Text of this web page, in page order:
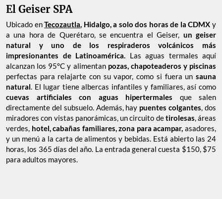
El Geiser SPA
Ubicado enTecozautla, Hidalgo, a solo dos horas de la CDMX y
a una hora de Querétaro, se encuentra el Geiser, un geiser
natural y uno de los respiraderos volcánicos más
impresionantes de Latinoamérica. Las aguas termales aquí
alcanzan los 95°C y alimentanpozas, chapoteaderos y piscinas
perfectas para relajarte con su vapor, como si fuera un sauna
natural. El lugar tiene albercas infantiles y familiares, así como
cuevas artificiales con aguas hipertermales que salen
directamente del subsuelo. Además, hay puentes colgantes, dos
miradores con vistas panorámicas, un circuito detirolesas, áreas
verdes, hotel, cabañas familiares, zona para acampar, asadores,
y un menú a la carta de alimentos y bebidas. Está abierto las 24
horas, los 365 días del año. La entrada general cuesta $150, $75
para adultos mayores.